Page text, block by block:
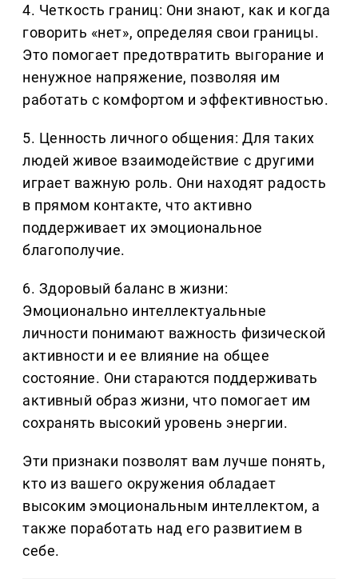
4. Четкость границ: Они знают, как и когда
говорить «нет», определяя свои границы.
Это помогает предотвратить выгорание и
ненужное напряжение, позволяя им
работать с комфортом и эффективностью.
5. Ценность личного общения: Для таких
людей живое взаимодействие с другими
играет важную роль. Они находят радость
в прямом контакте, что активно
поддерживает их эмоциональное
благополучие.
6. Здоровый баланс в жизни:
Эмоционально интеллектуальные
личности понимают важность физической
активности и ее влияние на общее
состояние. Они стараются поддерживать
активный образ жизни, что помогает им
сохранять высокий уровень энергии.
Эти признаки позволят вам лучше понять,
кто из вашего окружения обладает
высоким эмоциональным интеллектом, а
также поработать над его развитием в
себе.